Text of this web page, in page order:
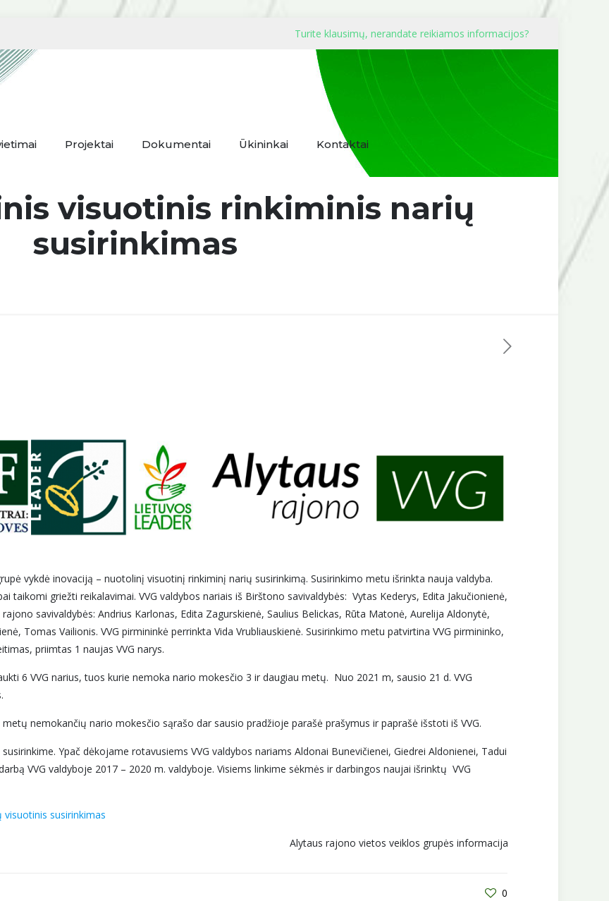
Turite klausimų, nerandate reikiamos informacijos?
Projektai Dokumentai Ūkininkai Kontaktai
visuotinis rinkiminis narių
susirinkimas
vykdė inovaciją – nuotolinį visuotinį rinkiminį narių susirinkimą. Susirinkimo metu išrinkta nauja valdyba.
taikomi griežti reikalavimai. VVG valdybos nariais iš Birštono savivaldybės: Vytas Kederys, Edita Jakučionienė,
savivaldybės: Andrius Karlonas, Edita Zagurskienė, Saulius Belickas, Rūta Matonė, Aurelija Aldonytė,
Tomas Vailionis. VVG pirmininkė perrinkta Vida Vrubliauskienė. Susirinkimo metu patvirtina VVG pirmininko,
priimtas 1 naujas VVG narys.
6 VVG narius, tuos kurie nemoka nario mokesčio 3 ir daugiau metų. Nuo 2021 m, sausio 21 d. VVG
nemokančių nario mokesčio sąrašo dar sausio pradžioje parašė prašymus ir paprašė išstoti iš VVG.
Ypač dėkojame rotavusiems VVG valdybos nariams Aldonai Bunevičienei, Giedrei Aldonienei, Tadui
VVG valdyboje 2017 – 2020 m. valdyboje. Visiems linkime sėkmės ir darbingos naujai išrinktų VVG
susirinkimas
Alytaus rajono vietos veiklos grupės informacija
0